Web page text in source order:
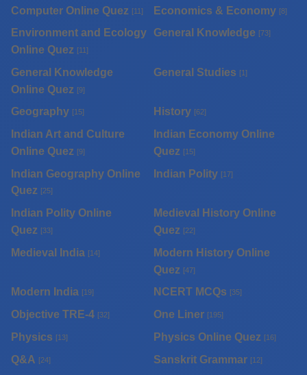
Computer Online Quez [11] Economics & Economy [8]
Environment and Ecology
Online Quez [11]
General Knowledge [73]
General Knowledge
Online Quez [9]
General Studies [1]
Geography [15] History [62]
Indian Art and Culture
Online Quez [9]
Indian Economy Online
Quez [15]
Indian Geography Online
Quez [25]
Indian Polity [17]
Indian Polity Online
Quez [33]
Medieval History Online
Quez [22]
Medieval India [14]
Modern History Online
Quez [47]
Modern India [19] NCERT MCQs [35]
Objective TRE-4 [32] One Liner [195]
Physics [13] Physics Online Quez [16]
Q&A [24] Sanskrit Grammar [12]